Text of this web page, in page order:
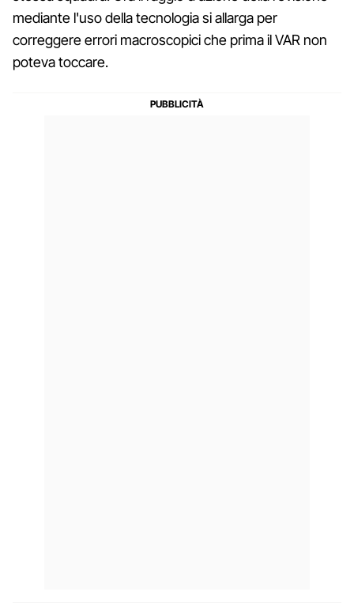
mediante l'uso della tecnologia si allarga per
correggere errori macroscopici che prima il VAR non
poteva toccare.